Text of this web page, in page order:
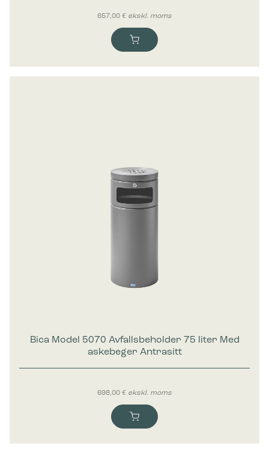
657,00 € ekskl. moms
Bica Model 5070 Avfallsbeholder 75 liter Med
askebeger Antrasitt
698,00 € ekskl. moms